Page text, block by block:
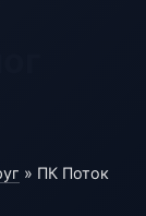
» ПК Поток